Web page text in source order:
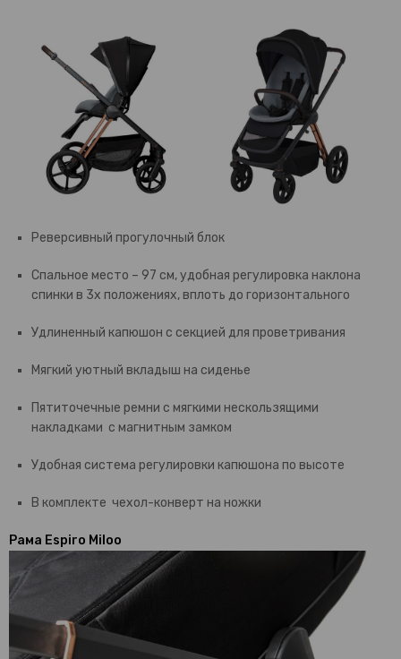
Реверсивный прогулочный блок
Спальное место – 97 см, удобная регулировка наклона
спинки в 3х положениях, вплоть до горизонтального
Удлиненный капюшон с секцией для проветривания
Мягкий уютный вкладыш на сиденье
Пятиточечные ремни с мягкими нескользящими
накладками с магнитным замком
Удобная система регулировки капюшона по высоте
В комплекте чехол-конверт на ножки
Рама Espiro Miloo